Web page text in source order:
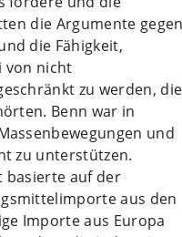
die Argumente gegen
die Fähigkeit,
von nicht
zu werden, die
Benn war in
und
zu unterstützen.
basierte auf der
aus den
Importe aus Europa